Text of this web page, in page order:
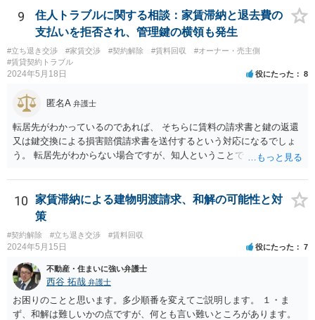
9
住人トラブルに関する相談：家賃滞納と退去費の
支払いを拒否され、管理鍵の横領も発生
#立ち退き交渉 #家賃交渉 #契約解除 #賃料回収
#オーナー・売主側
#賃貸契約トラブル
2024年5月18日 役にたった 8
匿名A 弁護士
転居先がわかっているのであれば、 そちらに賃料の請求書と鍵の返還
又は鍵交換による損害賠償請求書を送付するという対応になるでしょ
う。 転居先がわからない場合ですが、知人ということで、連絡がつく
で、適切な対応が望めない場合は、債権回収を弁護士に依頼すること
をご検討ください。
10
家賃滞納による建物明渡請求、和解の可能性と対
策
#契約解除 #立ち退き交渉 #賃料回収
2024年5月15日 役にたった 7
不動産・住まいに強い弁護士
西谷 拓哉 弁護士
お困りのことと思います。多少順番を変えてご説明します。 １・ま
ず、和解は難しいかの点ですが、何とも言い難いところがあります。